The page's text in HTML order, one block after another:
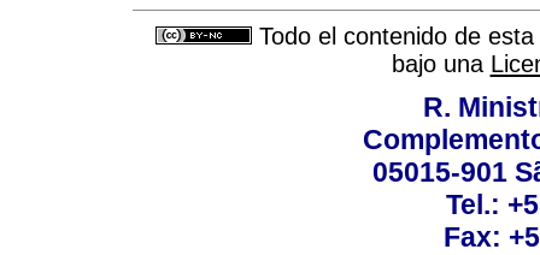
Todo el contenido de
bajo una
R.
05015-901
Tel.:
Fax: